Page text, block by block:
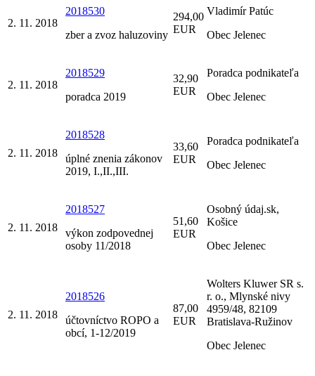
2. 11. 2018
2018530
zber a zvoz haluzoviny
294,00
EUR
Vladimír Patúc
Obec Jelenec
2. 11. 2018
2018529
poradca 2019
32,90
EUR
Poradca podnikateľa
Obec Jelenec
2. 11. 2018
2018528
úplné znenia zákonov
2019, I.,II.,III.
33,60
EUR
Poradca podnikateľa
Obec Jelenec
2. 11. 2018
2018527
výkon zodpovednej
osoby 11/2018
51,60
EUR
Osobný údaj.sk,
Košice
Obec Jelenec
2. 11. 2018
2018526
účtovníctvo ROPO a
obcí, 1-12/2019
87,00
EUR
Wolters Kluwer SR s.
r. o., Mlynské nivy
4959/48, 82109
Bratislava-Ružinov
Obec Jelenec